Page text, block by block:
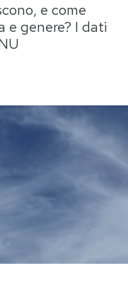
Idee
Boomer!
calcio 2026
e come
e genere? I dati